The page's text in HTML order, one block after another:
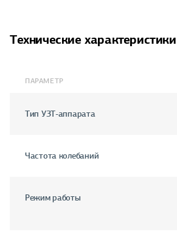
Технические характеристики
ПАРАМЕТР
Тип УЗТ-аппарата
Частота колебаний
Режим работы